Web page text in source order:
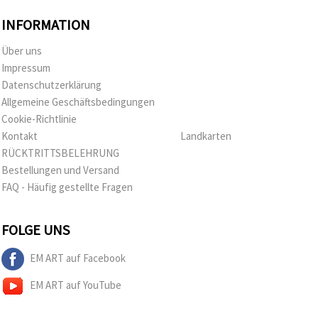
INFORMATION
Über uns
Impressum
Datenschutzerklärung
Allgemeine Geschäftsbedingungen
Cookie-Richtlinie
Kontakt
RÜCKTRITTSBELEHRUNG
Bestellungen und Versand
FAQ - Häufig gestellte Fragen
Landkarten
FOLGE UNS
EM ART auf Facebook
EM ART auf YouTube